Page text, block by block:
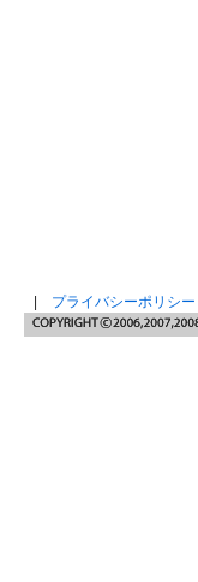
プライバシーポリシー